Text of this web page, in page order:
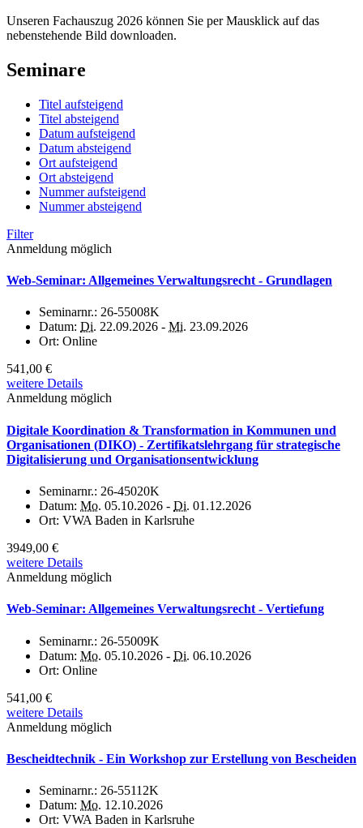
Unseren Fachauszug 2026 können Sie per Mausklick auf das
nebenstehende Bild downloaden.
Seminare
Titel aufsteigend
Titel absteigend
Datum aufsteigend
Datum absteigend
Ort aufsteigend
Ort absteigend
Nummer aufsteigend
Nummer absteigend
Filter
Anmeldung möglich
Web-Seminar: Allgemeines Verwaltungsrecht - Grundlagen
Seminarnr.: 26-55008K
Datum: Di. 22.09.2026 - Mi. 23.09.2026
Ort: Online
541,00 €
weitere Details
Anmeldung möglich
Digitale Koordination & Transformation in Kommunen und
Organisationen (DIKO) - Zertifikatslehrgang für strategische
Digitalisierung und Organisationsentwicklung
Seminarnr.: 26-45020K
Datum: Mo. 05.10.2026 - Di. 01.12.2026
Ort: VWA Baden in Karlsruhe
3949,00 €
weitere Details
Anmeldung möglich
Web-Seminar: Allgemeines Verwaltungsrecht - Vertiefung
Seminarnr.: 26-55009K
Datum: Mo. 05.10.2026 - Di. 06.10.2026
Ort: Online
541,00 €
weitere Details
Anmeldung möglich
Bescheidtechnik - Ein Workshop zur Erstellung von Bescheiden
Seminarnr.: 26-55112K
Datum: Mo. 12.10.2026
Ort: VWA Baden in Karlsruhe